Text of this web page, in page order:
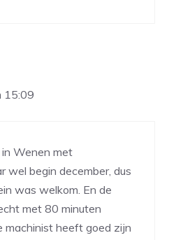
15:09
Wenen met
wel begin december, dus
was welkom. En de
met 80 minuten
machinist heeft goed zijn